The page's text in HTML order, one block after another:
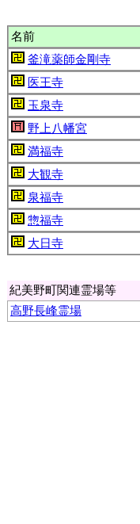
名前
釜滝薬師金剛寺
医王寺
玉泉寺
野上八幡宮
満福寺
大観寺
泉福寺
惣福寺
大日寺
紀美野町関連霊場等
高野長峰霊場